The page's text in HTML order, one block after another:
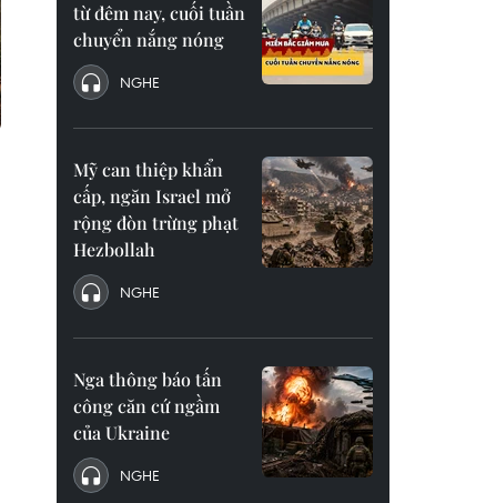
từ đêm nay, cuối tuần
chuyển nắng nóng
NGHE
Mỹ can thiệp khẩn
cấp, ngăn Israel mở
rộng đòn trừng phạt
Hezbollah
NGHE
Nga thông báo tấn
công căn cứ ngầm
của Ukraine
NGHE